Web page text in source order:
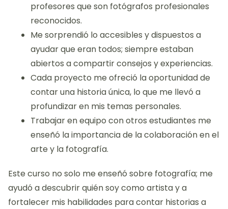
profesores que son fotógrafos profesionales
reconocidos.
Me sorprendió lo accesibles y dispuestos a
ayudar que eran todos; siempre estaban
abiertos a compartir consejos y experiencias.
Cada proyecto me ofreció la oportunidad de
contar una historia única, lo que me llevó a
profundizar en mis temas personales.
Trabajar en equipo con otros estudiantes me
enseñó la importancia de la colaboración en el
arte y la fotografía.
Este curso no solo me enseñó sobre fotografía; me
ayudó a descubrir quién soy como artista y a
fortalecer mis habilidades para contar historias a